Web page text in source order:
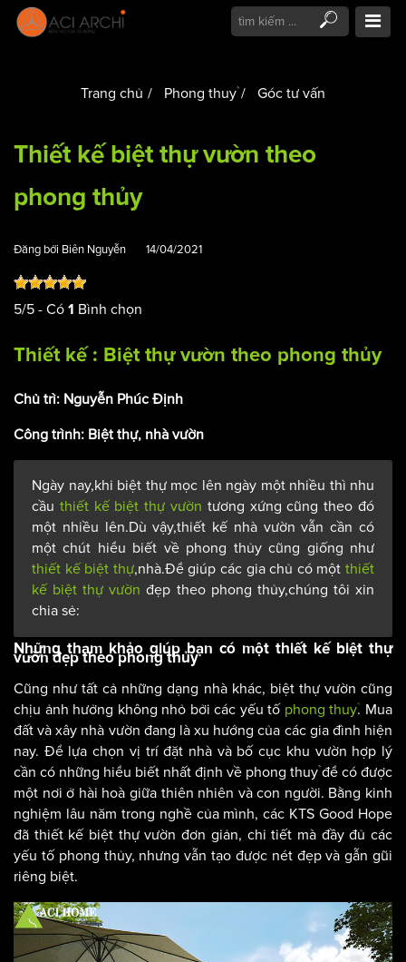
Trang chủ Phong thuỷ Góc tư vấn
Thiết kế biệt thự vườn theo
phong thủy
Đăng bởi Biên Nguyễn 14/04/2021
5/5 - Có 1 Bình chọn
Thiết kế : Biệt thựvườn theo phong thủy
Chủ trì: Nguyễn Phúc Định
Công trình: Biệt thự, nhà vườn
Ngày nay,khi biệt thự mọc lên ngày một nhiều thì nhu
cầu thiết kế biệt thự vườn tương xứng cũng theo đó
một nhiều lên.Dù vậy,thiết kế nhà vườn vẫn cần có
một chút hiểu biết về phong thủy cũng giống như
thiết kế biệt thự,nhà.Để giúp các gia chủ có mộtthiết
kế biệt thự vườn đẹp theo phong thủy,chúng tôi xin
chia sẻ:
Những tham khảo giúp bạn có một thiết kế biệt thự
vườn đẹp theo phong thủy
Cũng như tất cả những dạng nhà khác, biệt thự vườn cũng
chịu ảnh hưởng không nhỏ bởi các yếu tố phong thuỷ. Mua
đất và xây nhà vườn đang là xu hướng của các gia đình hiện
nay. Để lựa chọn vị trí đặt nhà và bố cục khu vườn hợp lý
cần có những hiểu biết nhất định về phong thuỷ để có được
một nơi ở hài hoà giữa thiên nhiên và con người. Bằng kinh
nghiệm lâu năm trong nghề của mình, các KTS Good Hope
đã thiết kế biệt thự vườn đơn giản, chi tiết mà đầy đủ các
yếu tố phong thủy, nhưng vẫn tạo được nét đẹp và gẫn gũi
riêng biệt.